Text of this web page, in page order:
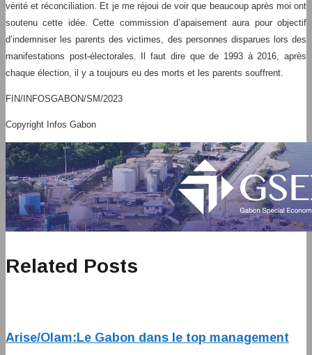
vérité et réconciliation. Et je me réjoui de voir que beaucoup après moi ont
soutenu cette idée. Cette commission d’apaisement aura pour objectif
d’indemniser les parents des victimes, des personnes disparues lors des
manifestations post-électorales. Il faut dire que de 1993 à 2016, après
chaque élection, il y a toujours eu des morts et les parents souffrent.
FIN/INFOSGABON/SM/2023
Copyright Infos Gabon
Related Posts
Arise/Olam:Le Gabon dans le top management